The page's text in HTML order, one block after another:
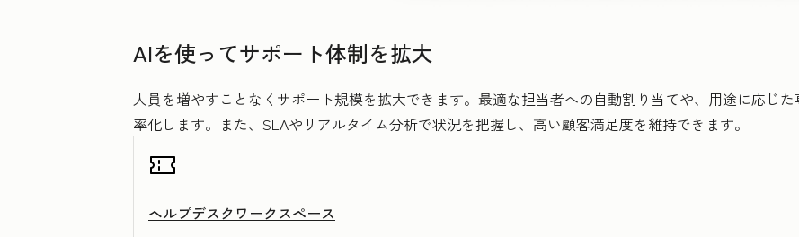
AIを使ってサポート体制を拡大
人員を増やすことなくサポート規模を拡大できます。最適な担当者への自動割り当てや、用途に応じ
率化します。また、SLAやリアルタイム分析で状況を把握し、高い顧客満足度を維持できます。
ヘルプデスクワークスペース